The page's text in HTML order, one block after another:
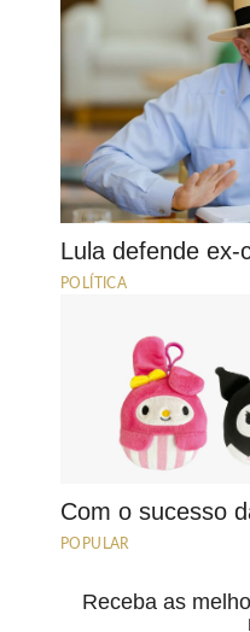
Lula defende
POLÍTICA
Com o sucesso
POPULAR
Receba as